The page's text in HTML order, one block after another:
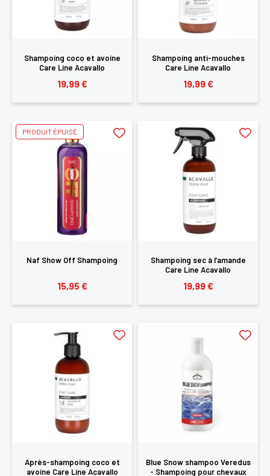
Shampoing coco et avoine
Care Line Acavallo
19,99 €
Shampoing anti-mouches
Care Line Acavallo
19,99 €
Naf Show Off Shampoing
15,95 €
PRODUIT ÉPUISÉ
Shampoing sec à l’amande
Care Line Acavallo
19,99 €
Après-shampoing coco et
avoine Care Line Acavallo
Blue Snow shampoo Veredus
- Shampoing pour chevaux